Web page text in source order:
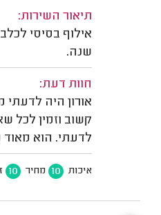
תיאור השירות:
אילוף בסיסי
שנה.
חוות דעת:
אורון היה
קשוב וזמין לכל
לדעתי. הוא מאוד
איכות 10 מחיר 10